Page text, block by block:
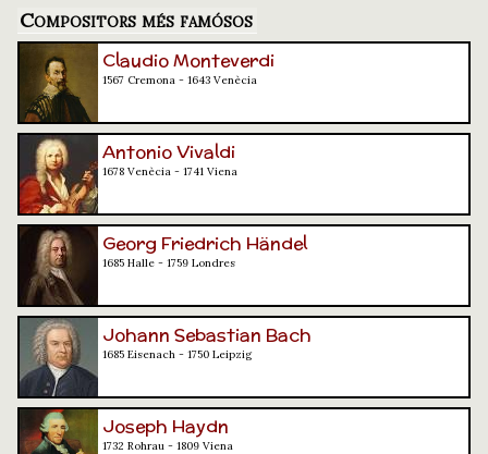
Compositors més famósos
Claudio Monteverdi
1567 Cremona - 1643 Venècia
Antonio Vivaldi
1678 Venècia - 1741 Viena
Georg Friedrich Händel
1685 Halle - 1759 Londres
Johann Sebastian Bach
1685 Eisenach - 1750 Leipzig
Joseph Haydn
1732 Rohrau - 1809 Viena